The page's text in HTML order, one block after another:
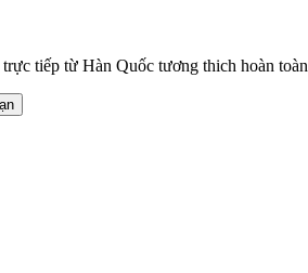
tiếp từ Hàn Quốc tương thich hoàn